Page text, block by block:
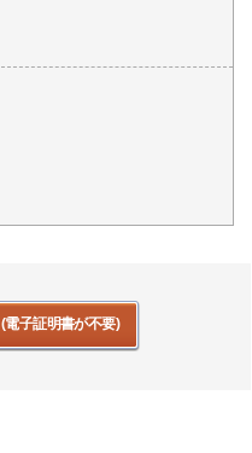
(電子証明書が不要)